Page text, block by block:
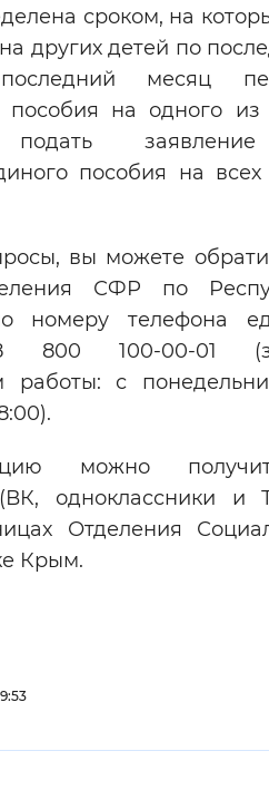
сроком, на
других детей по
месяц
пособия на одного из
пособия на всех
вы можете
СФР по
номеру телефона
8 800 100-00-01
работы: с
можно
одноклассники и
Отделения
Крым.